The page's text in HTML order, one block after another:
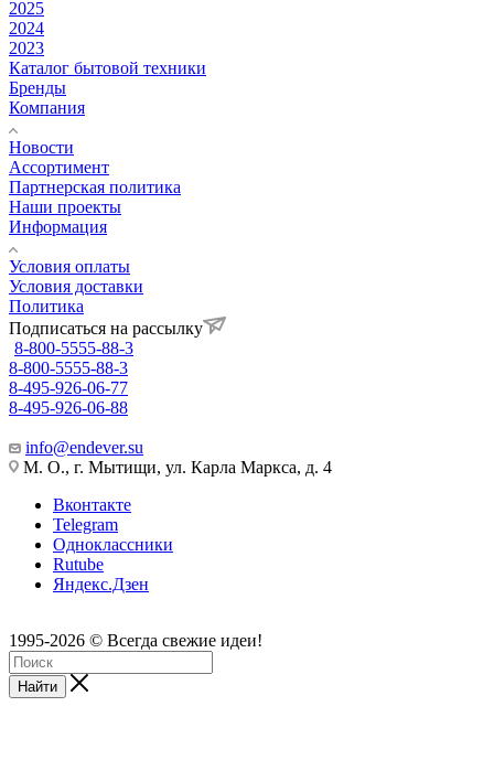
2025
2024
2023
Каталог бытовой техники
Бренды
Компания
Новости
Ассортимент
Партнерская политика
Наши проекты
Информация
Условия оплаты
Условия доставки
Политика
Подписаться на рассылку
8-800-5555-88-3
8-800-5555-88-3
8-495-926-06-77
8-495-926-06-88
info@endever.su
М. О., г. Мытищи, ул. Карла Маркса, д. 4
Вконтакте
Telegram
Одноклассники
Rutube
Яндекс.Дзен
1995-2026 © Всегда свежие идеи!
Найти